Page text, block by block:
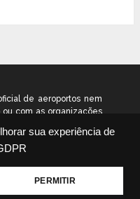
sua experiência de
PERMITIR
de aeroportos nem
com as organizações
informação voltado ao
– Todos os direitos